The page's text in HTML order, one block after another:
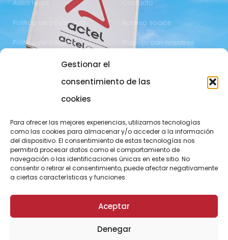
Gestionar el
consentimiento de las
cookies
Para ofrecer las mejores experiencias, utilizamos tecnologías
como las cookies para almacenar y/o acceder a la información
del dispositivo. El consentimiento de estas tecnologías nos
permitirá procesar datos como el comportamiento de
navegación o las identificaciones únicas en este sitio. No
consentir o retirar el consentimiento, puede afectar negativamente
a ciertas características y funciones.
Aceptar
Denegar
Aviso legal
Política de privacidad
Política de cookies
Contacto
Acceso socios
Trabaja con nosotros
973 700 800
actel@actel.es
25196 Lleida
comunicacio@actel.es
CONOCE NOVACOOP